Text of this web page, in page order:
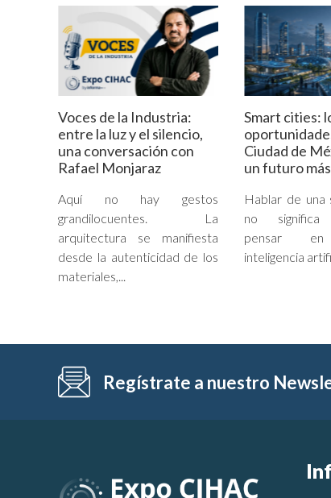
Voces de la Industria:
entre la luz y el silencio,
una conversación con
Rafael Monjaraz
Aquí no hay gestos
grandilocuentes. La
arquitectura se manifiesta
desde la autenticidad de los
materiales,...
Smart cities:
Ciudad de
un futuro
Hablar de
no significa
pensar en
inteligencia
Regístrate a nuestro